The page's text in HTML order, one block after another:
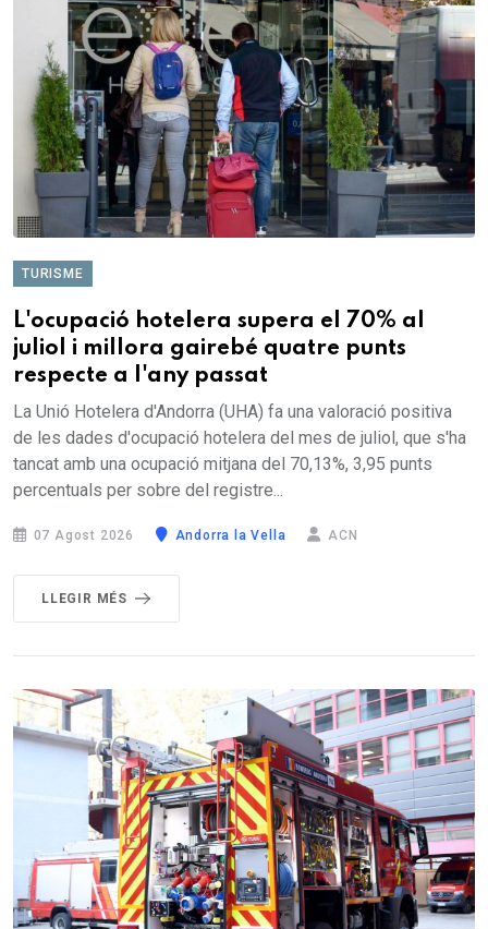
TURISME
L'ocupació hotelera supera el 70% al
juliol i millora gairebé quatre punts
respecte a l'any passat
La Unió Hotelera d'Andorra (UHA) fa una valoració positiva
de les dades d'ocupació hotelera del mes de juliol, que s'ha
tancat amb una ocupació mitjana del 70,13%, 3,95 punts
percentuals per sobre del registre...
07 Agost 2026 Andorra la Vella ACN
LLEGIR MÉS